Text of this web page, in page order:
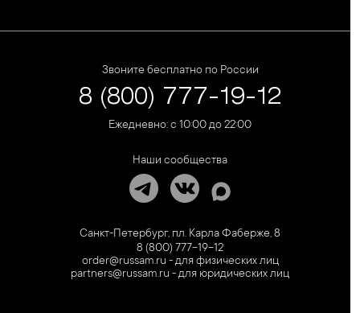
Звоните бесплатно по России
8 (800) 777-19-12
Ежедневно: с 10:00 до 22:00
Наши сообщества
Санкт-Петербург, пл. Карла Фаберже, 8
8 (800) 777-19-12
order@russam.ru - для физических лиц
partners@russam.ru - для юридических лиц